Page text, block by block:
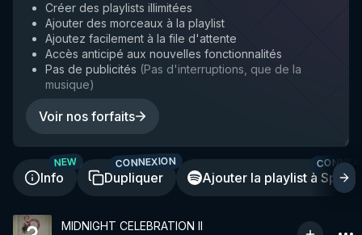
Créer des playlists illimitées
Ajouter des morceaux à la playlist
Ajoutez facilement à la file d'attente
Accès anticipé aux nouvelles fonctionnalités
Pas de publicités (Pas d'interruptions, que de la
musique)
Voir nos forfaits
Info
NEW
Dupliquer
CONNEXION
Ajouter la playlist à
MIDNIGHT CELEBRATION II